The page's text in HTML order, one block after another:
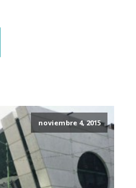
noviembre 4, 2015